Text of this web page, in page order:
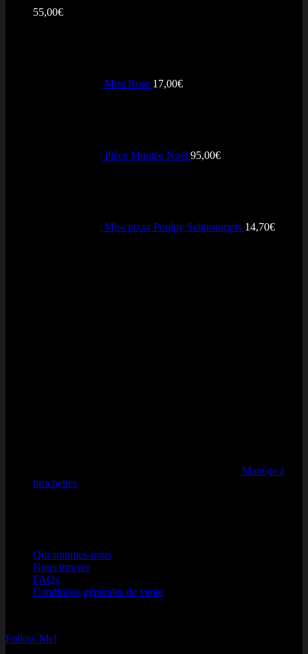
55,00€
Miss Rose 17,00€
Pièce Montée Noël 95,00€
Miss pizza Poulpy Schtroumpfs 14,70€
Manège à
brochettes
Qui sommes-nous
Nous trouver
FAQs
Conditions générales de vente
Follow Me!